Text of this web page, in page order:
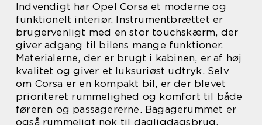
Indvendigt har Opel Corsa et moderne og
funktionelt interiør. Instrumentbrættet er
brugervenligt med en stor touchskærm, der
giver adgang til bilens mange funktioner.
Materialerne, der er brugt i kabinen, er af høj
kvalitet og giver et luksuriøst udtryk. Selv
om Corsa er en kompakt bil, er der blevet
prioriteret rummelighed og komfort til både
føreren og passagererne. Bagagerummet er
også rummeligt nok til dagligdagsbrug,